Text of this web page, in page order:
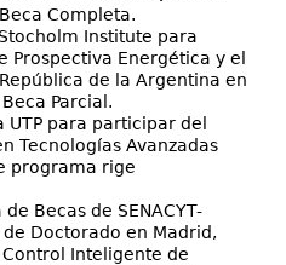
Completa.
Institute para
Prospectiva Energética y el
de la Argentina en
Parcial.
UTP para participar del
Tecnologías Avanzadas
programa rige
Becas de SENACYT-
de Doctorado en Madrid,
Inteligente de